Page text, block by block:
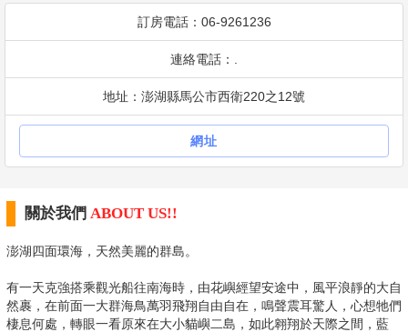
訂房電話：06-9261236
連絡電話：.
地址：澎湖縣馬公市西衛220之12號
網址
關於我們 ABOUT US!!
澎湖四面環海，天然美麗的群島。
有一天克強搭乘觀光船往南海時，由花嶼經望安途中，風平浪靜的大自
然裹，在前面一大群海鳥萬羽飛翔自由自在，鳴聲震耳驚人，心想牠們
棲息何處，轉眼一看原來在大小貓嶼二島，如此翱翔於天際之間，藍